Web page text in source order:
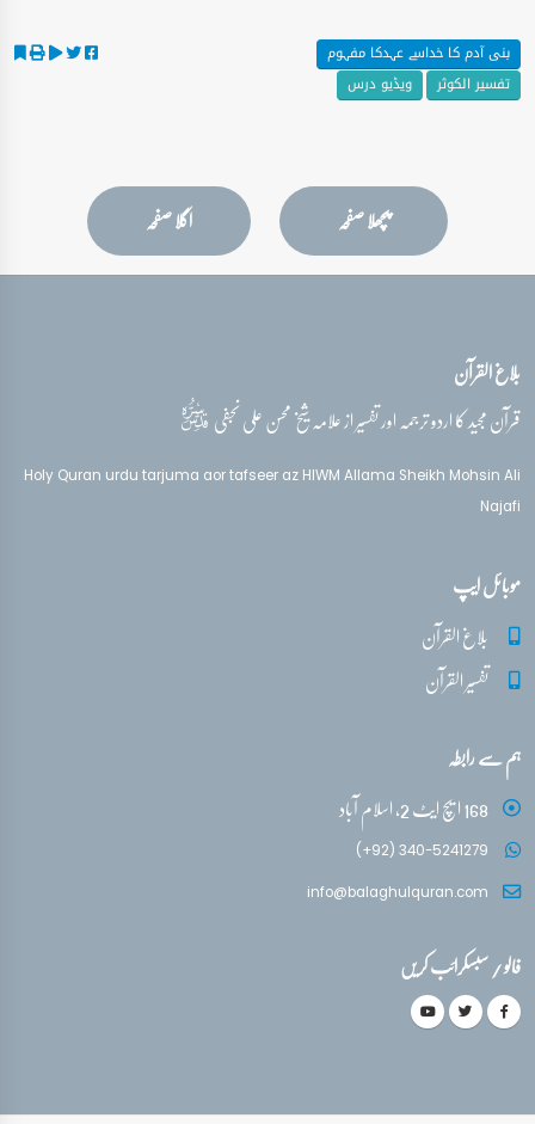
بنی آدم کا خداسے عہدکا مفہوم
تفسیر الکوثر
ویڈیو درس
پچھلا صفحہ اگلا صفحہ
بلاغ القرآن
قرآن مجید کا اردو ترجمہ اور تفسیر از علامہ شیخ محسن علی نجفیقدس‌سره
Holy Quran urdu tarjuma aor tafseer az HIWM Allama Sheikh Mohsin Ali
Najafi
موبائل ایپ
بلاغ القرآن
تفسیر القرآن
ہم سے رابطہ
168 ایچ ایٹ 2، اسلام آباد
(+92) 340-5241279
info@balaghulquran.com
فالو / سبسکرائب کریں